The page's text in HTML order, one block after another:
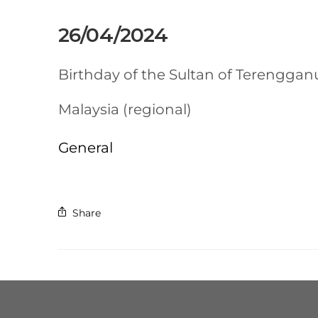
26/04/2024
Birthday of the Sultan of
Malaysia (regional)
General
Share